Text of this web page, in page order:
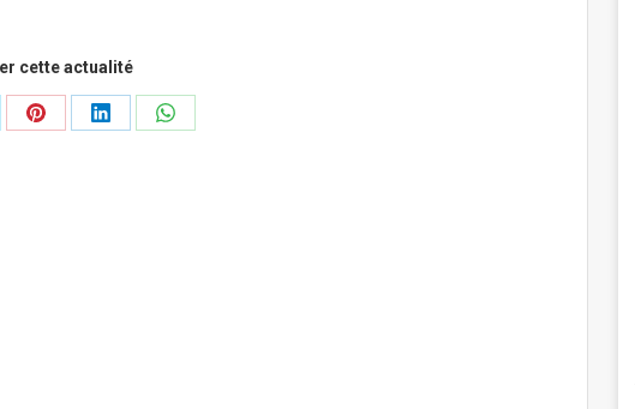
cette actualité
PartagerPartagerPartager